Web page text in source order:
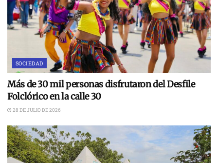
SOCIEDAD
Más de 30 mil personas disfrutaron del Desfile
Folclórico en la calle 30
28 DE JULIO DE 2026